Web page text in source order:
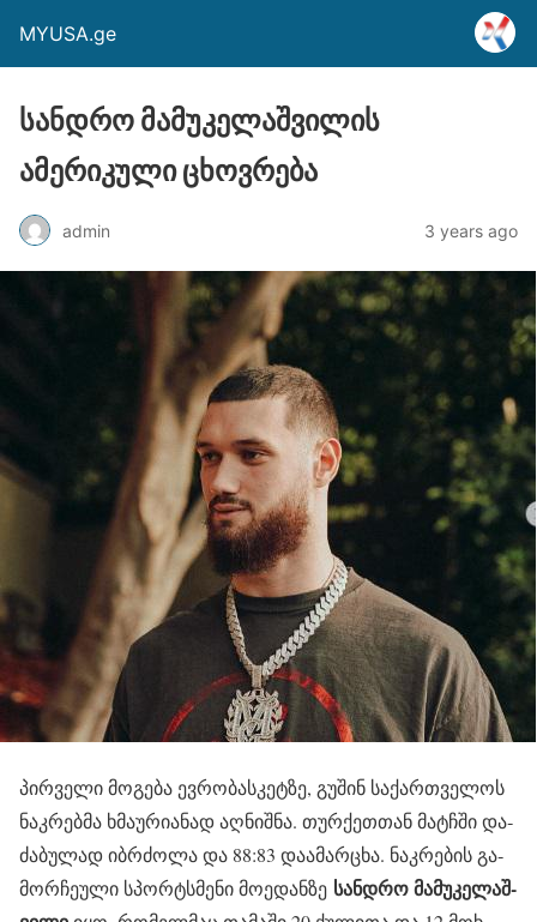
MYUSA.ge
სანდრო მამუკელაშვილის
ამერიკული ცხოვრება
admin 3 years ago
პირ­ვე­ლი მო­გე­ბა ევ­რო­ბას­კეტ­ზე, გუ­შინ სა­ქარ­თვე­ლოს
ნაკ­რებ­მა ხმა­უ­რი­ა­ნად აღ­ნიშ­ნა. თურ­ქეთ­თან მატჩში და­
ძა­ბუ­ლად იბ­რძო­ლა და 88:83 და­ა­მარ­ცხა. ნაკ­რე­ბის გა­
მორ­ჩე­უ­ლი სპორ­ტსმე­ნი მო­ე­დან­ზე სან­დრო მა­მუ­კე­ლაშ­